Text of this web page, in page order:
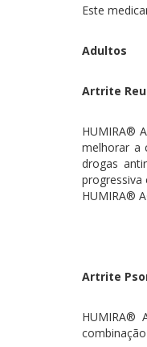
Este
Adultos
Artrite
HUMIRA®
melhorar a
drogas
HUMIRA®
Artrite
HUMIRA®